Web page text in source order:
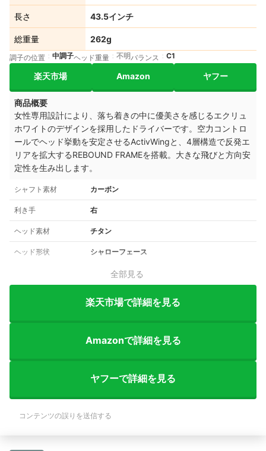
長さ 43.5インチ
総重量 262g
調子の位置 中調子ヘッド重量 不明バランス C1
楽天市場 Amazon ヤフー
商品概要
女性専用設計により、落ち着きの中に優美さを感じるエクリュ
ホワイトのデザインを採用したドライバーです。空力コントロ
ールでヘッド挙動を安定させるActivWingと、4層構造で反発エ
リアを拡大するREBOUND FRAMEを搭載。大きな飛びと方向安
定性を生み出します。
シャフト素材 カーボン
利き手 右
ヘッド素材 チタン
ヘッド形状 シャローフェース
全部見る
楽天市場で詳細を見る
Amazonで詳細を見る
ヤフーで詳細を見る
コンテンツの誤りを送信する